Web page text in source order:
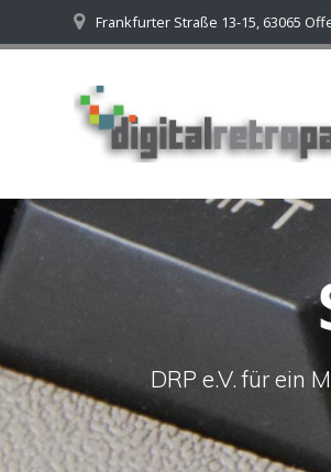
to
Frankfurter Straße 13-15, 63065
DRP e.V. für ein